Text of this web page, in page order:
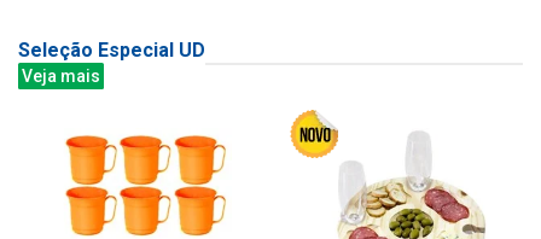
Seleção Especial UD
Veja mais